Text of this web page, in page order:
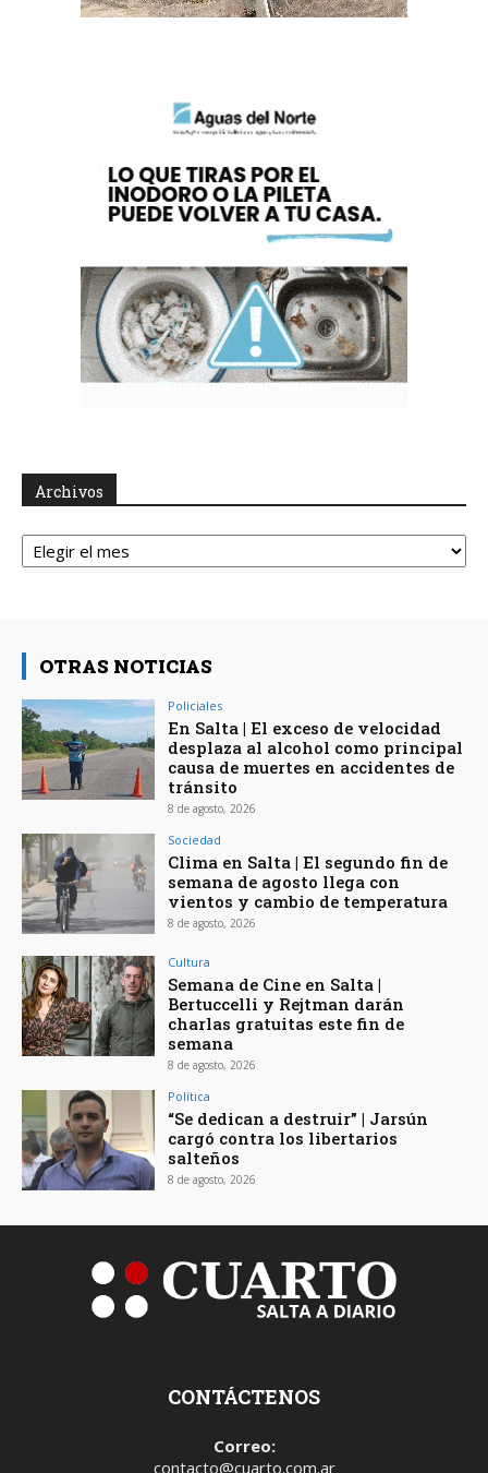
Archivos
Archivos
OTRAS NOTICIAS
Policiales
En Salta | El exceso de velocidad
desplaza al alcohol como principal
causa de muertes en accidentes de
tránsito
8 de agosto, 2026
Sociedad
Clima en Salta | El segundo fin de
semana de agosto llega con
vientos y cambio de temperatura
8 de agosto, 2026
Cultura
Semana de Cine en Salta |
Bertuccelli y Rejtman darán
charlas gratuitas este fin de
semana
8 de agosto, 2026
Política
“Se dedican a destruir” | Jarsún
cargó contra los libertarios
salteños
8 de agosto, 2026
CONTÁCTENOS
Correo:
contacto@cuarto.com.ar